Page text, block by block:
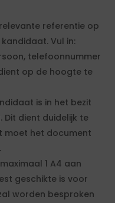
referentie op
Vul in:
telefoonnummer
op de hoogte te
is in het bezit
Dit dient duidelijk te
moet het document
1 A4 aan
geschikte is voor
worden besproken